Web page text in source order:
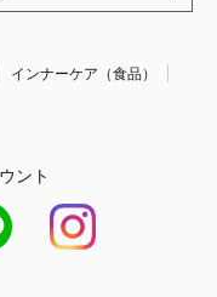
インナーケア（食品）
ント